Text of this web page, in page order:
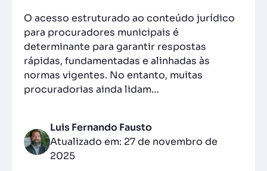
O acesso estruturado ao conteúdo jurídico
para procuradores municipais é
determinante para garantir respostas
rápidas, fundamentadas e alinhadas às
normas vigentes. No entanto, muitas
procuradorias ainda lidam…
Luis Fernando Fausto
Atualizado em: 27 de novembro de
2025